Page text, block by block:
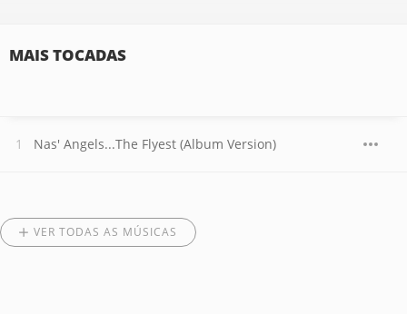
MAIS TOCADAS
Nas' Angels...The Flyest (Album Version)
VER TODAS AS MÚSICAS